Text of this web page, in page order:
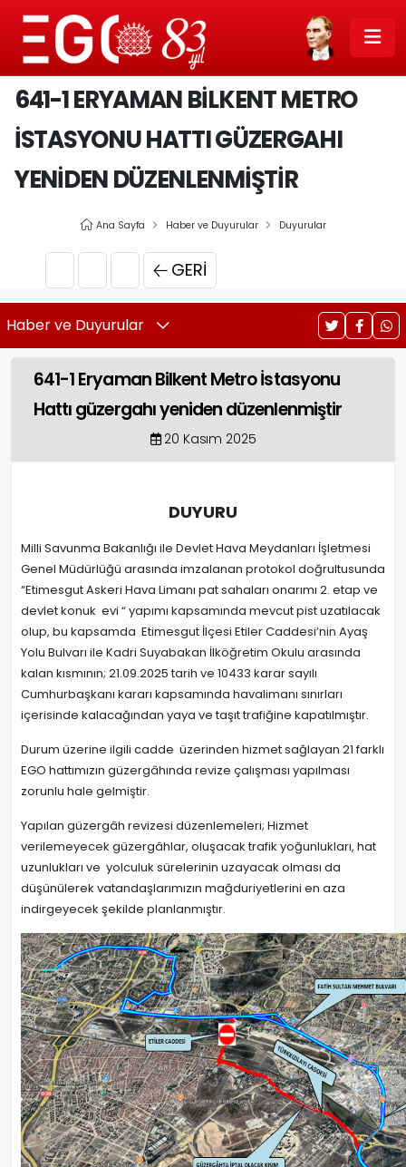
641-1 ERYAMAN BILKENT METRO
İSTASYONU HATTI GÜZERGAHI
YENIDEN DÜZENLENMIŞTIR
Ana Sayfa Haber ve Duyurular Duyurular
GERI
Haber ve Duyurular
641-1 Eryaman Bilkent Metro İstasyonu
Hattı güzergahı yeniden düzenlenmiştir
20 Kasım 2025
DUYURU
Milli Savunma Bakanlığı ile Devlet Hava Meydanları İşletmesi
Genel Müdürlüğü arasında imzalanan protokol doğrultusunda
“Etimesgut Askeri Hava Limanı pat sahaları onarımı 2. etap ve
devlet konuk evi “ yapımı kapsamında mevcut pist uzatılacak
olup, bu kapsamda Etimesgut İlçesi Etiler Caddesi’nin Ayaş
Yolu Bulvarı ile Kadri Suyabakan İlköğretim Okulu arasında
kalan kısmının; 21.09.2025 tarih ve 10433 karar sayılı
Cumhurbaşkanı kararı kapsamında havalimanı sınırları
içerisinde kalacağından yaya ve taşıt trafiğine kapatılmıştır.
Durum üzerine ilgili cadde üzerinden hizmet sağlayan 21 farklı
EGO hattımızın güzergâhında revize çalışması yapılması
zorunlu hale gelmiştir.
Yapılan güzergâh revizesi düzenlemeleri; Hizmet
verilemeyecek güzergâhlar, oluşacak trafik yoğunlukları, hat
uzunlukları ve yolculuk sürelerinin uzayacak olması da
düşünülerek vatandaşlarımızın mağduriyetlerini en aza
indirgeyecek şekilde planlanmıştır.